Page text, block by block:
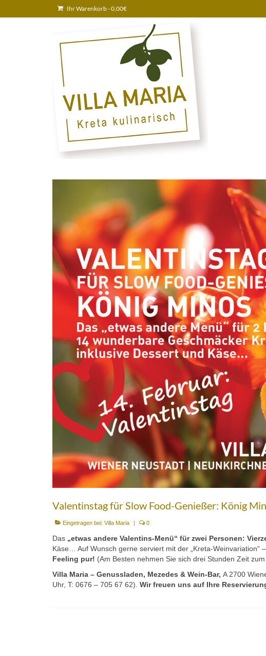
Ihr Warenkorb-0,00€
Valentinstag für Slow Food-Genießer: König
Eingetragen bei: Villa Maria | 0
Das „etwas andere Valentins-Menü“ für zwei Personen:
Käse… Auf Wunsch gerne serviert mit der „Kreta-
Feeling pur! (Am Besten nehmen Sie sich drei Stunden Zeit
Villa Maria – Genussladen, Mezedes & Wein-Bar, A 2700
Uhr, T: 0676 – 705 67 62). Wir freuen uns auf Ihre